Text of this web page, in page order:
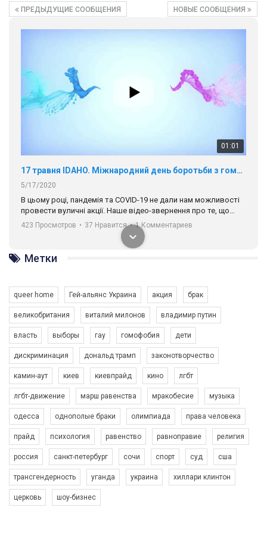
ПРЕДЫДУЩИЕ СООБЩЕНИЯ НОВЫЕ СООБЩЕНИЯ
01:01
17 травня IDAHO. Міжнародний день боротьби з гомофобією трансфобією і біфобія.
5/17/2020
В цьому році, пандемія та COVІD-19 не дали нам можливості
провести вуличні акції. Наше відео-звернення про те, що
навіть коли ми у різних містах та не можемо зустрінеться, ми
разом. Ми закликаємо всіх хто поділяє цінності рівності та
солідарності, приєднатися до нас. Регіональні підрозділи
ГАУ є в 16 областях України.
Разом наш голос лунає гучніше!
423 Просмотров • 37 Нравится • 1 Комментариев
Зупинимо насильство проти ЛГБТ в Україні! Stop violence against LGBT in Ukraine!
6/30/2017
Емоційний та вражаючий промо-ролік на конкурс PACT, який
представляє програму "Гей-альянс Україна" з протидії
насильству проти ЛГБТ в Україні.
Ми просимо вашої підтримки, щоб реалізувати нашу
програму з боротьби з насильством проти ЛГБТ в Україні.
Якщо ти хочеш підтримати нас - просто натисни "лайк" під
1.9K Просмотров • 226 Нравится • 5 Комментариев
Метки
queer home Гей-альянс Украина акция брак
великобритания виталий милонов владимир путин
власть выборы гау гомофобия дети
дискриминация дональд трамп законотворчество
камин-аут киев киевпрайд кино лгбт
лгбт-движение марш равенства мракобесие музыка
одесса однополые браки олимпиада права человека
прайд психология равенство равноправие религия
россия санкт-петербург сочи спорт суд сша
трансгендерность уганда украина хиллари клинтон
церковь шоу-бизнес